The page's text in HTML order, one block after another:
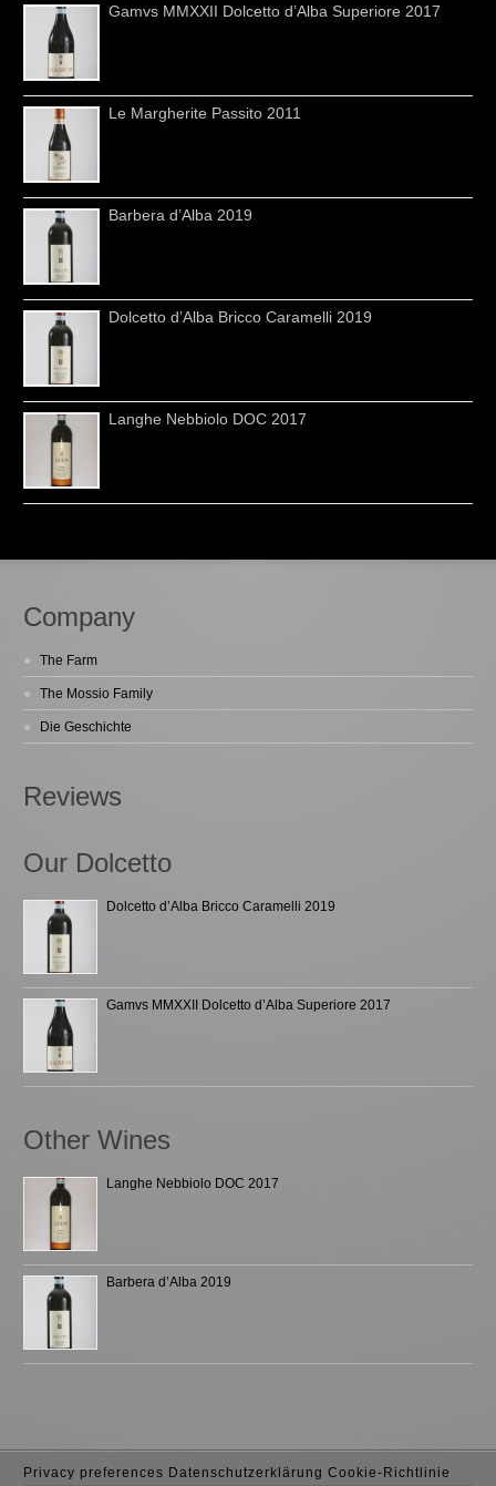
Gamvs MMXXII Dolcetto d’Alba Superiore 2017
Le Margherite Passito 2011
Barbera d’Alba 2019
Dolcetto d’Alba Bricco Caramelli 2019
Langhe Nebbiolo DOC 2017
Company
The Farm
The Mossio Family
Die Geschichte
Reviews
Our Dolcetto
Dolcetto d’Alba Bricco Caramelli 2019
Gamvs MMXXII Dolcetto d’Alba Superiore 2017
Other Wines
Langhe Nebbiolo DOC 2017
Barbera d’Alba 2019
Privacy preferences Datenschutzerklärung Cookie-Richtlinie